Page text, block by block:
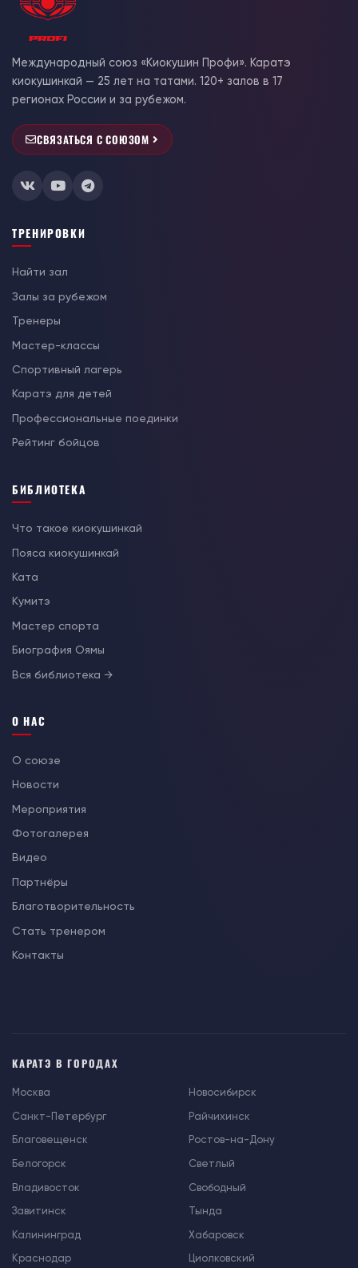
Международный союз «Киокушин Профи». Каратэ
киокушинкай — 25 лет на татами. 120+ залов в 17
регионах России и за рубежом.
СВЯЗАТЬСЯ С СОЮЗОМ
ТРЕНИРОВКИ
Найти зал
Залы за рубежом
Тренеры
Мастер-классы
Спортивный лагерь
Каратэ для детей
Профессиональные поединки
Рейтинг бойцов
БИБЛИОТЕКА
Что такое киокушинкай
Пояса киокушинкай
Ката
Кумитэ
Мастер спорта
Биография Оямы
Вся библиотека →
О НАС
О союзе
Новости
Мероприятия
Фотогалерея
Видео
Партнёры
Благотворительность
Стать тренером
Контакты
КАРАТЭ В ГОРОДАХ
Москва
Санкт-Петербург
Благовещенск
Белогорск
Владивосток
Завитинск
Калининград
Краснодар
Новосибирск
Райчихинск
Ростов-на-Дону
Светлый
Свободный
Тында
Хабаровск
Циолковский